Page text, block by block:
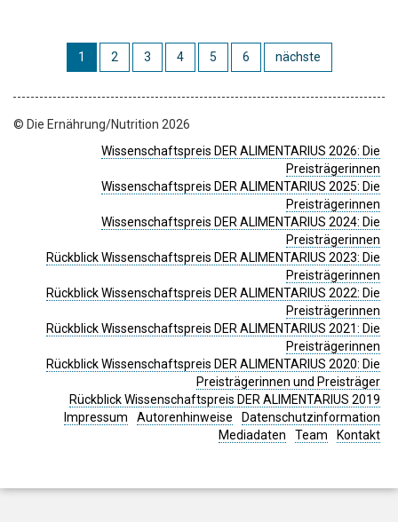
1 2 3 4 5 6 nächste
© Die Ernährung/Nutrition 2026
Wissenschaftspreis DER ALIMENTARIUS 2026: Die
Preisträgerinnen
Wissenschaftspreis DER ALIMENTARIUS 2025: Die
Preisträgerinnen
Wissenschaftspreis DER ALIMENTARIUS 2024: Die
Preisträgerinnen
Rückblick Wissenschaftspreis DER ALIMENTARIUS 2023: Die
Preisträgerinnen
Rückblick Wissenschaftspreis DER ALIMENTARIUS 2022: Die
Preisträgerinnen
Rückblick Wissenschaftspreis DER ALIMENTARIUS 2021: Die
Preisträgerinnen
Rückblick Wissenschaftspreis DER ALIMENTARIUS 2020: Die
Preisträgerinnen und Preisträger
Rückblick Wissenschaftspreis DER ALIMENTARIUS 2019
Impressum
Autorenhinweise
Datenschutzinformation
Mediadaten
Team Kontakt